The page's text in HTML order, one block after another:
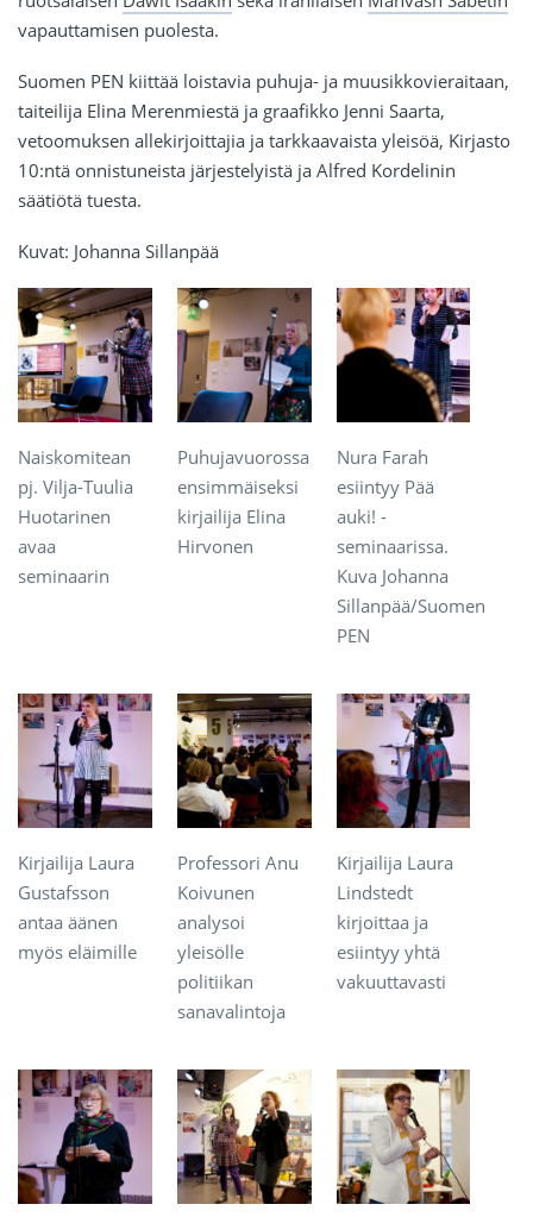
vapauttamisen puolesta.
Suomen PEN kiittää loistavia puhuja- ja muusikkovieraitaan,
taiteilija Elina Merenmiestä ja graafikko Jenni Saarta,
vetoomuksen allekirjoittajia ja tarkkaavaista yleisöä, Kirjasto
10:ntä onnistuneista järjestelyistä ja Alfred Kordelinin
säätiötä tuesta.
Kuvat: Johanna Sillanpää
Naiskomitean
pj. Vilja-Tuulia
Huotarinen
avaa
seminaarin
Puhujavuorossa
ensimmäiseksi
kirjailija Elina
Hirvonen
Nura Farah
esiintyy Pää
auki! -
seminaarissa.
Kuva Johanna
Sillanpää/Suomen
PEN
Kirjailija Laura
Gustafsson
antaa äänen
myös eläimille
Professori Anu
Koivunen
analysoi
yleisölle
politiikan
sanavalintoja
Kirjailija Laura
Lindstedt
kirjoittaa ja
esiintyy yhtä
vakuuttavasti